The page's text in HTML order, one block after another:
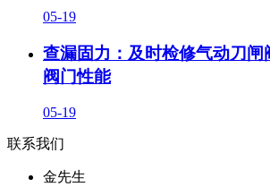
05-19
查漏固力：及时检修气动刀闸
阀门性能
05-19
联系我们
金先生